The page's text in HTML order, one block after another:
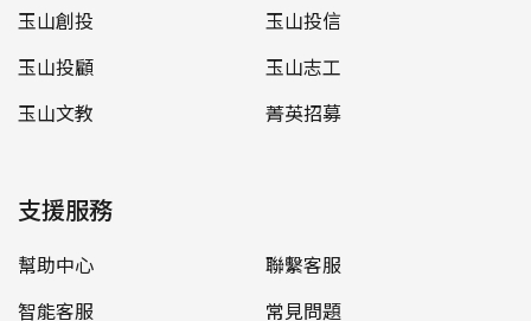
玉山創投
玉山投信
玉山投顧
玉山志工
玉山文教
菁英招募
支援服務
幫助中心
聯繫客服
智能客服
常見問題